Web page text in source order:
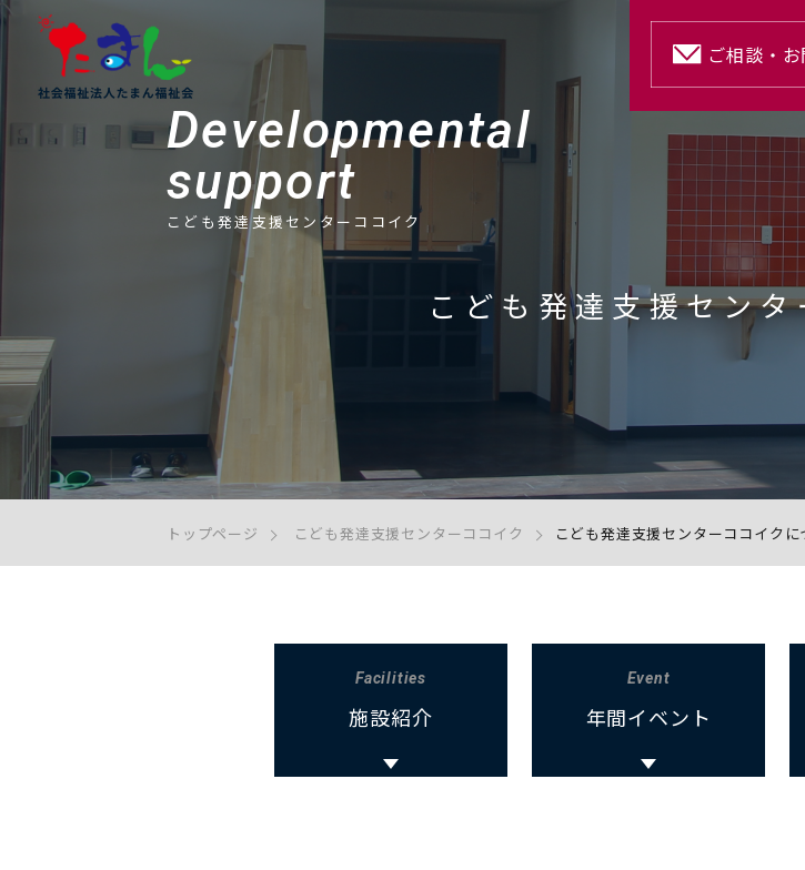
ご相談・
こども発達支援セン
Developmental
support
こども発達支援センターココイク
トップページ こども発達支援センターココイク こども発達支援センターココイクに
Facilities
施設紹介
Event
年間イベント